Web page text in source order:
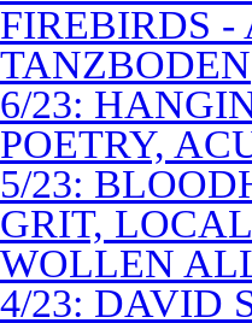
FIREBIRDS
TANZBODEN
6/23:
POETRY,
5/23:
GRIT,
WOLLEN
4/23: DAVID